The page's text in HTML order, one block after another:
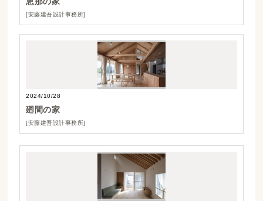
[安藤建吾設計事務所]
2024/10/28
廻間の家
[安藤建吾設計事務所]